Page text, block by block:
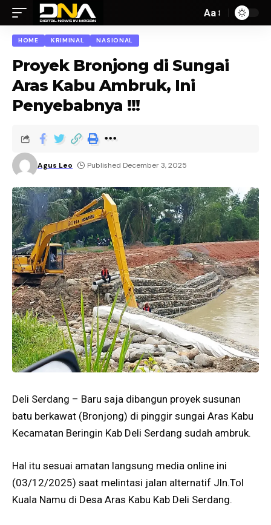
Aa
HOME KRIMINAL NASIONAL
Proyek Bronjong di Sungai
Aras Kabu Ambruk, Ini
Penyebabnya !!!
Agus Leo Published December 3, 2025
Deli Serdang – Baru saja dibangun proyek susunan
batu berkawat (Bronjong) di pinggir sungai Aras Kabu
Kecamatan Beringin Kab Deli Serdang sudah ambruk.
Hal itu sesuai amatan langsung media online ini
(03/12/2025) saat melintasi jalan alternatif Jln.Tol
Kuala Namu di Desa Aras Kabu Kab Deli Serdang.